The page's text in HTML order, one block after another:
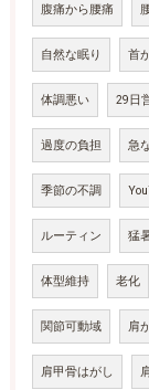
腹痛から腰痛
自然な眠り 首
体調悪い 29日
過度の負担 急
季節の不調
ルーティン 猛
体型維持 老化
関節可動域 肩
肩甲骨はがし